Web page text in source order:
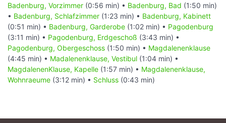
Badenburg, Vorzimmer (0:56 min) • Badenburg, Bad (1:50 min)
• Badenburg, Schlafzimmer (1:23 min) • Badenburg, Kabinett
(0:51 min) • Badenburg, Garderobe (1:02 min) • Pagodenburg
(3:11 min) • Pagodenburg, Erdgeschoß (3:43 min) •
Pagodenburg, Obergeschoss (1:50 min) • Magdalenenklause
(4:45 min) • Madalenenklause, Vestibul (1:04 min) •
MagdalenenKlause, Kapelle (1:57 min) • Magdalenenklause,
Wohnraeume (3:12 min) • Schluss (0:43 min)